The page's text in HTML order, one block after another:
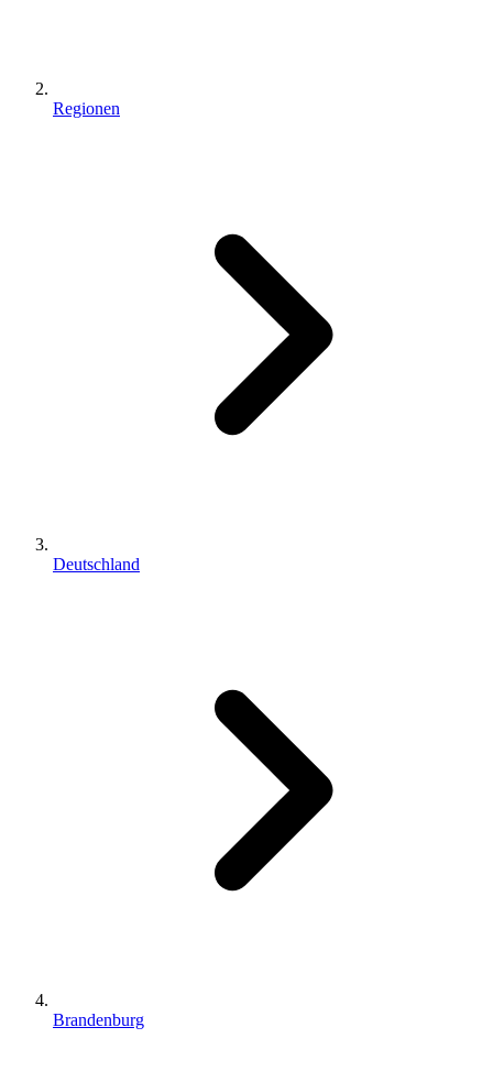
Regionen
Deutschland
Brandenburg